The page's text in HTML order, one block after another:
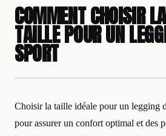
COMMENT CHOISIR
TAILLE POUR UN
SPORT
Choisir la taille idéale pour un legging
pour assurer un confort optimal et des